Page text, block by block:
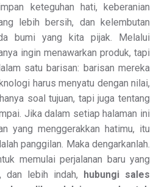
keteguhan hati, keberanian
lebih bersih, dan kelembutan
bumi yang kita pijak. Melalui
ingin menawarkan produk, tapi
satu barisan: barisan mereka
harus menyatu dengan nilai,
soal tujuan, tapi juga tentang
Jika dalam setiap halaman ini
yang menggerakkan hatimu, itu
panggilan. Maka dengarkanlah.
memulai perjalanan baru yang
dan lebih indah, hubungi sales